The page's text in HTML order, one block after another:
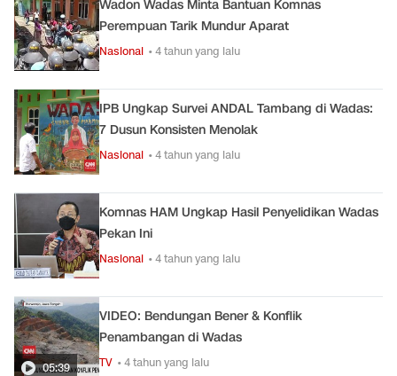
Wadon Wadas Minta Bantuan Komnas
Perempuan Tarik Mundur Aparat
Nasional • 4 tahun yang lalu
IPB Ungkap Survei ANDAL Tambang di Wadas:
7 Dusun Konsisten Menolak
Nasional • 4 tahun yang lalu
Komnas HAM Ungkap Hasil Penyelidikan Wadas
Pekan Ini
Nasional • 4 tahun yang lalu
05:39
VIDEO: Bendungan Bener & Konflik
Penambangan di Wadas
TV • 4 tahun yang lalu